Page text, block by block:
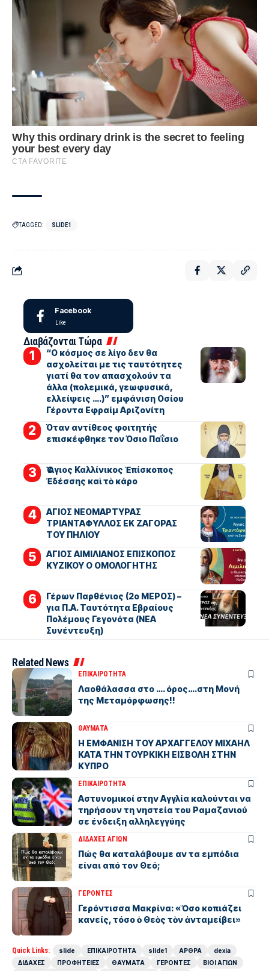
TAGGED: SLIDE1
Facebook
Like
Διαβάζονται Τώρα
“Ο κόσμος σε λίγο δεν θα
ασχολείται με τις ταυτότητες
γιατί θα τον απασχολούν τα
άλλα (πολεμικά, γεωφυσικά,
ελλείψεις ….)” εμφάνιση Οσίου
Γέροντα Εφραίμ Αριζονίτη
Όταν αντίθεος φοιτητής
επισκέφθηκε τον Όσιο Παΐσιο
Ὁ Ἅγιος Καλλίνικος Ἐπίσκοπος
Ἐδέσσης καὶ τὸ κάρο
ΑΓΙΟΣ ΝΕΟΜΑΡΤΥΡΑΣ
ΤΡΙΑΝΤΑΦΥΛΛΟΣ ΕΚ ΖΑΓΟΡΑΣ
ΤΟΥ ΠΗΛΙΟΥ
ΑΓΙΟΣ ΑΙΜΙΛΙΑΝΟΣ ΕΠΙΣΚΟΠΟΣ
ΚΥΖΙΚΟΥ Ο ΟΜΟΛΟΓΗΤΗΣ
Γέρων Παρθένιος (2ο ΜΕΡΟΣ) –
για Π.Α. Ταυτότητα Εβραίους
Πολέμους Γεγονότα (ΝΕΑ
Συνέντευξη)
Related News
ΕΠΙΚΑΙΡΟΤΗΤΑ
Λαοθάλασσα στο …. όρος….στη Μονή
της Μεταμόρφωσης!!
ΘΑΥΜΑΤΑ
Η ΕΜΦΑΝΙΣΗ ΤΟΥ ΑΡΧΑΓΓΕΛΟΥ ΜΙΧΑΗΛ
ΚΑΤΑ ΤΗΝ ΤΟΥΡΚΙΚΗ ΕΙΣΒΟΛΗ ΣΤΗΝ
ΚΥΠΡΟ
ΕΠΙΚΑΙΡΟΤΗΤΑ
Αστυνομικοί στην Αγγλία καλούνται να
τηρήσουν τη νηστεία του Ραμαζανιού
σε ένδειξη αλληλεγγύης
ΔΙΔΑΧΕΣ ΑΓΙΩΝ
Πώς θα καταλάβουμε αν τα εμπόδια
είναι από τον Θεό;
ΓΕΡΟΝΤΕΣ
Γερόντισσα Μακρίνα: «Ὅσο κοπιάζει
κανείς, τόσο ὁ Θεὸς τὸν ἀνταμείβει»
Quick Links: slide ΕΠΙΚΑΙΡΟΤΗΤΑ slide1 ΑΡΘΡΑ
dexia
ΔΙΔΑΧΕΣ
ΠΡΟΦΗΤΕΙΕΣ ΘΑΥΜΑΤΑ ΓΕΡΟΝΤΕΣ ΒΙΟΙ ΑΓΙΩΝ